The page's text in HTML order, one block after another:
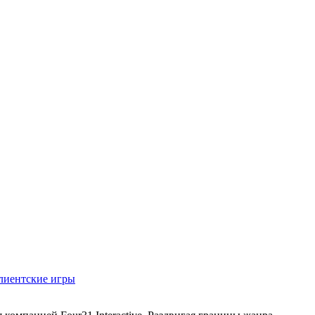
игры